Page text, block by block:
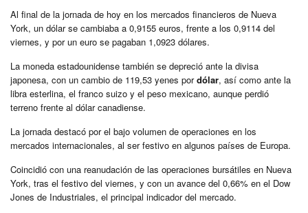
Al final de la jornada de hoy en los mercados financieros de Nueva
York, un dólar se cambiaba a 0,9155 euros, frente a los 0,9114 del
viernes, y por un euro se pagaban 1,0923 dólares.
La moneda estadounidense también se depreció ante la divisa
japonesa, con un cambio de 119,53 yenes pordólar, así como ante la
libra esterlina, el franco suizo y el peso mexicano, aunque perdió
terreno frente al dólar canadiense.
La jornada destacó por el bajo volumen de operaciones en los
mercados internacionales, al ser festivo en algunos países de Europa.
Coincidió con una reanudación de las operaciones bursátiles en Nueva
York, tras el festivo del viernes, y con un avance del 0,66% en el Dow
Jones de Industriales, el principal indicador del mercado.